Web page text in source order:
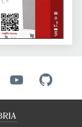
Instagram Youtube